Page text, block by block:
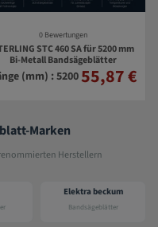
0 Bewertungen
STC 460 SA für 5200 mm
Bi-Metall Bandsägeblätter
(mm) : 520055,87 €
Marken
Herstellern
Elektra beckum
Bandsägeblätter